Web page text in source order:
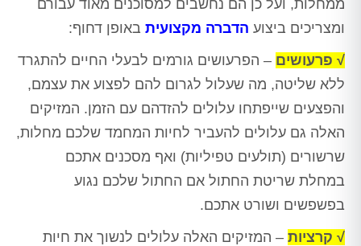
ממחלות, ועל כן הם נחשבים למסוכנים מאוד עבורם
ומצריכים ביצוע הדברה מקצועית באופן דחוף:
√ פרעושים – הפרעושים גורמים לבעלי החיים להתגרד
ללא שליטה, מה שעלול לגרום להם לפצוע את עצמם,
והפצעים שייפתחו עלולים להזדהם עם הזמן. המזיקים
האלה גם עלולים להעביר לחיות המחמד שלכם מחלות,
שרשורים (תולעים טפיליות) ואף מסכנים אתכם
במחלת שריטת החתול אם החתול שלכם נגוע
בפשפשים ושורט אתכם.
√ קרציות – המזיקים האלה עלולים לנשוך את חיות